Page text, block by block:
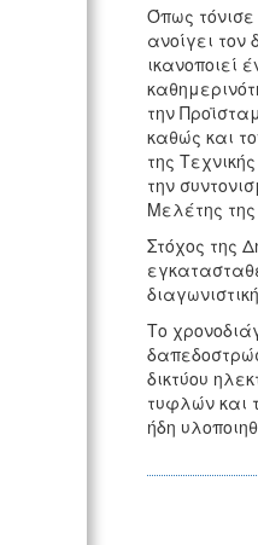
Όπως
ανοίγει τον
ικανοποιεί
την
καθώς και
της
την
Μελέτης
Στόχος της
Το
δικτύου
τυφλών και
ήδη